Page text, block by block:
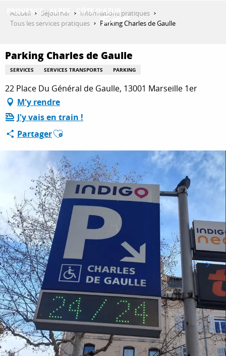
QUE FAIRE ?
SÉJOURNER
ESPACE PRO
Accueil Séjourner
Informations pratiques
Tous les services pratiques
Parking Charles de Gaulle
Parking Charles de Gaulle
SERVICES SERVICES TRANSPORTS PARKING
22 Place Du Général de Gaulle, 13001 Marseille 1er
M'y rendre
J'y vais en train !
PartagerAjouter aux favoris